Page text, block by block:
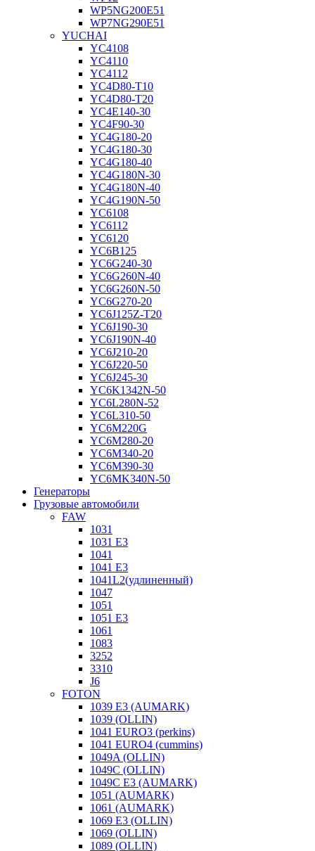
WP5NG200E51
WP7NG290E51
YUCHAI
YC4108
YC4110
YC4112
YC4D80-T10
YC4D80-T20
YC4E140-30
YC4F90-30
YC4G180-20
YC4G180-30
YC4G180-40
YC4G180N-30
YC4G180N-40
YC4G190N-50
YC6108
YC6112
YC6120
YC6B125
YC6G240-30
YC6G260N-40
YC6G260N-50
YC6G270-20
YC6J125Z-T20
YC6J190-30
YC6J190N-40
YC6J210-20
YC6J220-50
YC6J245-30
YC6K1342N-50
YC6L280N-52
YC6L310-50
YC6M220G
YC6M280-20
YC6M340-20
YC6M390-30
YC6MK340N-50
Генераторы
Грузовые автомобили
FAW
1031
1031 E3
1041
1041 E3
1041L2(удлиненный)
1047
1051
1051 E3
1061
1083
3252
3310
J6
FOTON
1039 E3 (AUMARK)
1039 (OLLIN)
1041 EURO3 (perkins)
1041 EURO4 (cummins)
1049A (OLLIN)
1049C (OLLIN)
1049С E3 (AUMARK)
1051 (AUMARK)
1061 (AUMARK)
1069 E3 (OLLIN)
1069 (OLLIN)
1089 (OLLIN)